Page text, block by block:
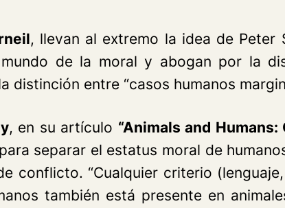
, llevan al extremo la idea de
de la moral y abogan por la
entre “casos humanos
, en su artículo “Animals and
separar el estatus moral de
conflicto. “Cualquier criterio
también está presente en